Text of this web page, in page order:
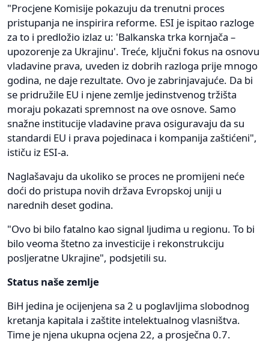
"Procjene Komisije pokazuju da trenutni proces
pristupanja ne inspirira reforme. ESI je ispitao razloge
za to i predložio izlaz u: 'Balkanska trka kornjača –
upozorenje za Ukrajinu'. Treće, ključni fokus na osnovu
vladavine prava, uveden iz dobrih razloga prije mnogo
godina, ne daje rezultate. Ovo je zabrinjavajuće. Da bi
se pridružile EU i njene zemlje jedinstvenog tržišta
moraju pokazati spremnost na ove osnove. Samo
snažne institucije vladavine prava osiguravaju da su
standardi EU i prava pojedinaca i kompanija zaštićeni",
ističu iz ESI-a.
Naglašavaju da ukoliko se proces ne promijeni neće
doći do pristupa novih država Evropskoj uniji u
narednih deset godina.
"Ovo bi bilo fatalno kao signal ljudima u regionu. To bi
bilo veoma štetno za investicije i rekonstrukciju
posljeratne Ukrajine", podsjetili su.
Status naše zemlje
BiH jedina je ocijenjena sa 2 u poglavljima slobodnog
kretanja kapitala i zaštite intelektualnog vlasništva.
Time je njena ukupna ocjena 22, a prosječna 0.7.